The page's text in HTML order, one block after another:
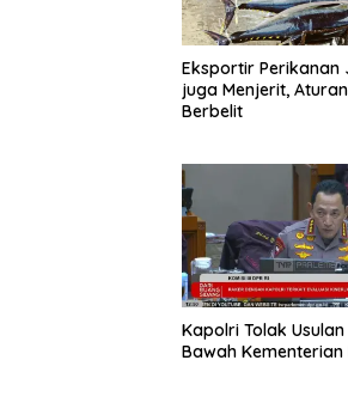
Eksportir Perikanan
juga Menjerit,
Berbelit
Kapolri Tolak
Bawah Kementerian